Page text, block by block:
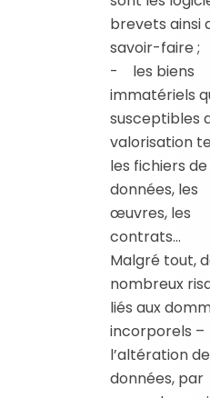
brevets ainsi
savoir-faire ;
- les biens
immatériels
susceptibles
valorisation
les fichiers de
données, les
œuvres, les
contrats…
Malgré tout,
nombreux
liés aux
incorporels –
l’altération de
données, par